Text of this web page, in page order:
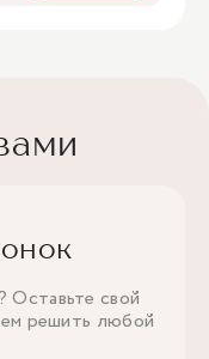
Оставьте свой
решить любой